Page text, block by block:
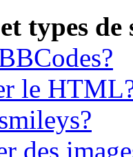
types de
le
des